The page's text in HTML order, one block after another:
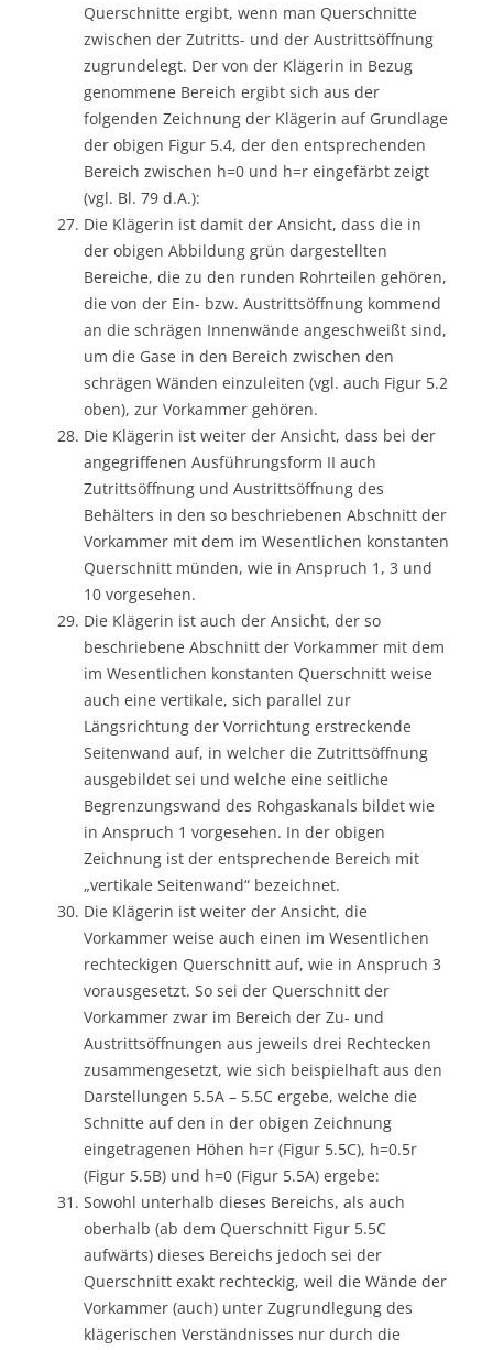
Querschnitte ergibt, wenn man Querschnitte
zwischen der Zutritts- und der Austrittsöffnung
zugrundelegt. Der von der Klägerin in Bezug
genommene Bereich ergibt sich aus der
folgenden Zeichnung der Klägerin auf Grundlage
der obigen Figur 5.4, der den entsprechenden
Bereich zwischen h=0 und h=r eingefärbt zeigt
(vgl. Bl. 79 d.A.):
Die Klägerin ist damit der Ansicht, dass die in
der obigen Abbildung grün dargestellten
Bereiche, die zu den runden Rohrteilen gehören,
die von der Ein- bzw. Austrittsöffnung kommend
an die schrägen Innenwände angeschweißt sind,
um die Gase in den Bereich zwischen den
schrägen Wänden einzuleiten (vgl. auch Figur 5.2
oben), zur Vorkammer gehören.
Die Klägerin ist weiter der Ansicht, dass bei der
angegriffenen Ausführungsform II auch
Zutrittsöffnung und Austrittsöffnung des
Behälters in den so beschriebenen Abschnitt der
Vorkammer mit dem im Wesentlichen konstanten
Querschnitt münden, wie in Anspruch 1, 3 und
10 vorgesehen.
Die Klägerin ist auch der Ansicht, der so
beschriebene Abschnitt der Vorkammer mit dem
im Wesentlichen konstanten Querschnitt weise
auch eine vertikale, sich parallel zur
Längsrichtung der Vorrichtung erstreckende
Seitenwand auf, in welcher die Zutrittsöffnung
ausgebildet sei und welche eine seitliche
Begrenzungswand des Rohgaskanals bildet wie
in Anspruch 1 vorgesehen. In der obigen
Zeichnung ist der entsprechende Bereich mit
„vertikale Seitenwand“ bezeichnet.
Die Klägerin ist weiter der Ansicht, die
Vorkammer weise auch einen im Wesentlichen
rechteckigen Querschnitt auf, wie in Anspruch 3
vorausgesetzt. So sei der Querschnitt der
Vorkammer zwar im Bereich der Zu- und
Austrittsöffnungen aus jeweils drei Rechtecken
zusammengesetzt, wie sich beispielhaft aus den
Darstellungen 5.5A – 5.5C ergebe, welche die
Schnitte auf den in der obigen Zeichnung
eingetragenen Höhen h=r (Figur 5.5C), h=0.5r
(Figur 5.5B) und h=0 (Figur 5.5A) ergebe:
Sowohl unterhalb dieses Bereichs, als auch
oberhalb (ab dem Querschnitt Figur 5.5C
aufwärts) dieses Bereichs jedoch sei der
Querschnitt exakt rechteckig, weil die Wände der
Vorkammer (auch) unter Zugrundlegung des
klägerischen Verständnisses nur durch die